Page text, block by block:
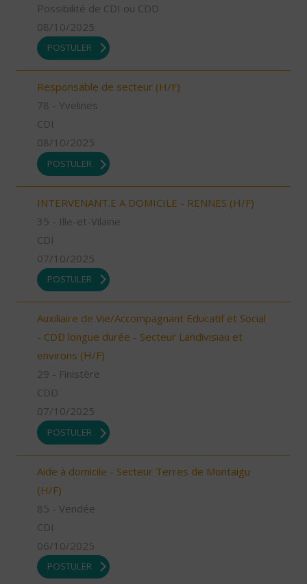
Possibilité de CDI ou CDD
08/10/2025
POSTULER
Responsable de secteur (H/F)
78 - Yvelines
CDI
08/10/2025
POSTULER
INTERVENANT.E A DOMICILE - RENNES (H/F)
35 - Ille-et-Vilaine
CDI
07/10/2025
POSTULER
Auxiliaire de Vie/Accompagnant Educatif et Social
- CDD longue durée - Secteur Landivisiau et
environs (H/F)
29 - Finistère
CDD
07/10/2025
POSTULER
Aide à domicile - Secteur Terres de Montaigu
(H/F)
85 - Vendée
CDI
06/10/2025
POSTULER